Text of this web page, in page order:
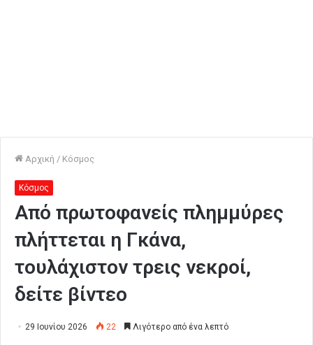
Αρχική / Κόσμος
Κόσμος
Από πρωτοφανείς πλημμύρες
πλήττεται η Γκάνα,
τουλάχιστον τρεις νεκροί,
δείτε βίντεο
29 Ιουνίου 2026 22 Λιγότερο από ένα λεπτό